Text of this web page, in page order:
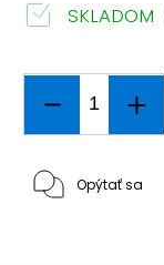
SKLADOM
Opýtať sa